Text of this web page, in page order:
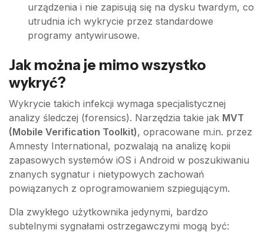
urządzenia i nie zapisują się na dysku twardym, co
utrudnia ich wykrycie przez standardowe
programy antywirusowe.
Jak można je mimo wszystko
wykryć?
Wykrycie takich infekcji wymaga specjalistycznej
analizy śledczej (forensics). Narzędzia takie jak MVT
(Mobile Verification Toolkit), opracowane m.in. przez
Amnesty International, pozwalają na analizę kopii
zapasowych systemów iOS i Android w poszukiwaniu
znanych sygnatur i nietypowych zachowań
powiązanych z oprogramowaniem szpiegującym.
Dla zwykłego użytkownika jedynymi, bardzo
subtelnymi sygnałami ostrzegawczymi mogą być: